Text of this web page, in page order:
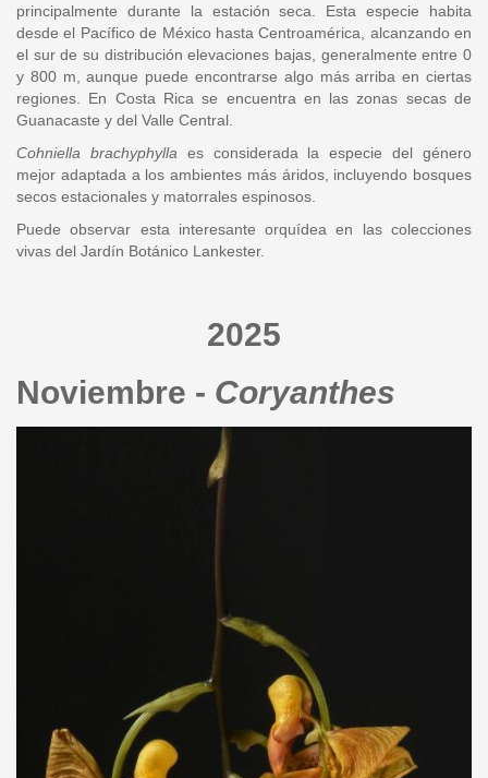
principalmente durante la estación seca. Esta especie habita
desde el Pacífico de México hasta Centroamérica, alcanzando en
el sur de su distribución elevaciones bajas, generalmente entre 0
y 800 m, aunque puede encontrarse algo más arriba en ciertas
regiones. En Costa Rica se encuentra en las zonas secas de
Guanacaste y del Valle Central.
Cohniella brachyphylla es considerada la especie del género
mejor adaptada a los ambientes más áridos, incluyendo bosques
secos estacionales y matorrales espinosos.
Puede observar esta interesante orquídea en las colecciones
vivas del Jardín Botánico Lankester.
2025
Noviembre - Coryanthes
noviembre.jpg